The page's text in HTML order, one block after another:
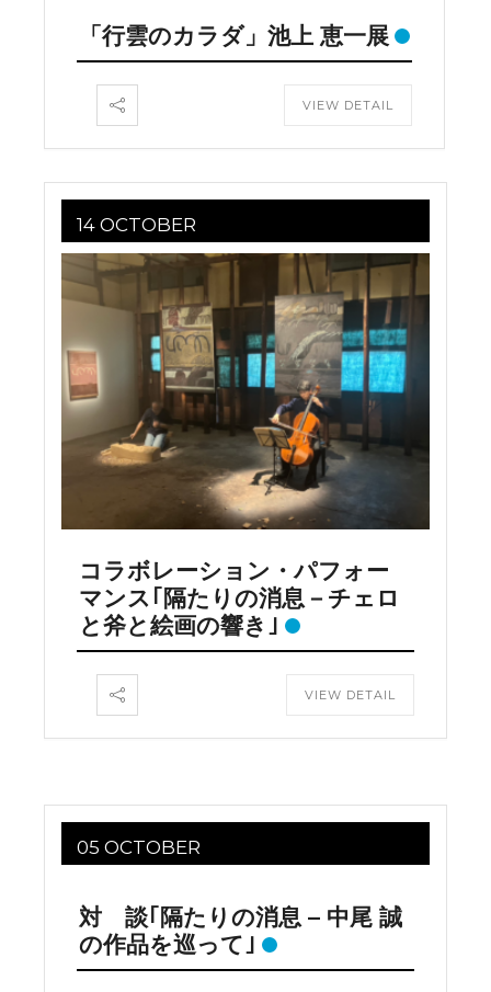
「行雲のカラダ」池上 恵一展
VIEW DETAIL
14 OCTOBER
コラボレーション・パフォー
マンス｢隔たりの消息－チェロ
と斧と絵画の響き｣
VIEW DETAIL
05 OCTOBER
対 談｢隔たりの消息 – 中尾 誠
の作品を巡って｣